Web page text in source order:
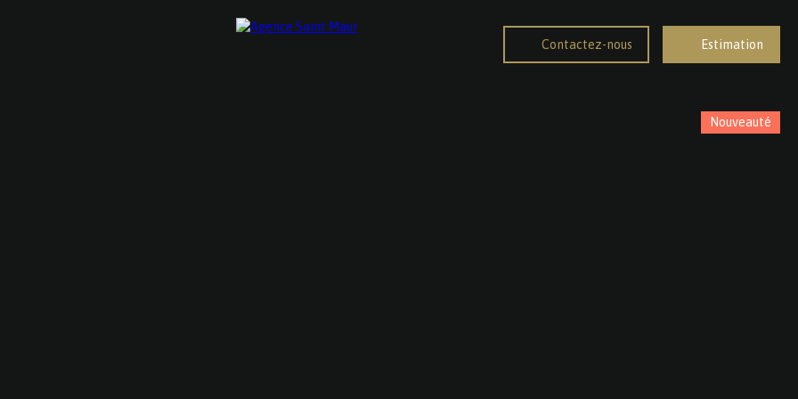
Contactez-nous Estimation
Nouveauté